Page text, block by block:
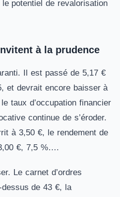
potentiel de revalorisation
à la prudence
Il est passé de 5,17 €
et devrait encore baisser à
taux d’occupation financier
continue de s’éroder.
à 3,50 €, le rendement de
€, 7,5 %….
Le carnet d’ordres
de 43 €, la